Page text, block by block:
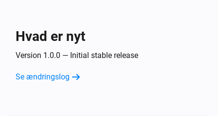
Hvad er nyt
Version 1.0.0 — Initial stable release
Se ændringslog